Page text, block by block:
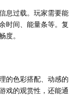
息过载。玩家需要能
时间、能量条等。复
度。
的色彩搭配、动感的
戏的观赏性，还能通